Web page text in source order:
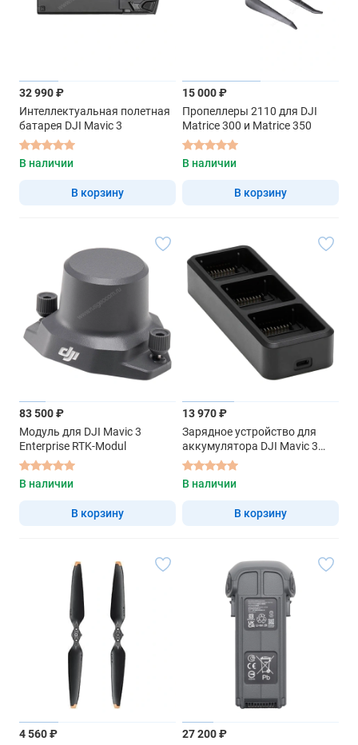
32 990 ₽
Интеллектуальная полетная
батарея DJI Mavic 3
В наличии
В корзину
15 000 ₽
Пропеллеры 2110 для DJI
Matrice 300 и Matrice 350
В наличии
В корзину
83 500 ₽
Модуль для DJI Mavic 3
Enterprise RTK-Modul
В наличии
В корзину
13 970 ₽
Зарядное устройство для
аккумулятора DJI Mavic 3
Series 100W
В наличии
В корзину
4 560 ₽
27 200 ₽